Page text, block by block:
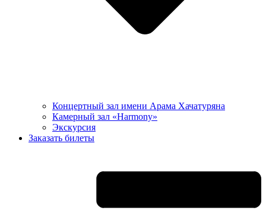
Концертный зал имени Арама Хачатуряна
Камерный зал «Harmony»
Экскурсия
Заказать билеты